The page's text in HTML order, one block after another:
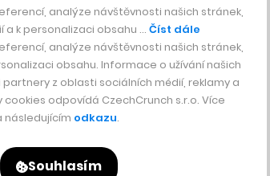
analýze návštěvnosti našich stránek,
a k personalizaci obsahu … Číst dále
analýze návštěvnosti našich stránek,
obsahu. Informace o užívání našich
z oblasti sociálních médií, reklamy a
odpovídá CzechCrunch s.r.o. Více
následujícím odkazu.
Souhlasím